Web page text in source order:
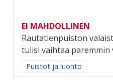
EI MAHDOLLINEN
Rautatienpuiston
tulisi vaihtaa paremmin
Rajaa tulokset aihepiirin
Puistot ja luonto